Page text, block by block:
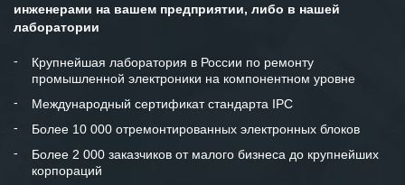
Мы высоко ценим сложившиеся
и доверительные партнерские
отношения и искренне желаем
«Инженерной компании «555» долгих
лет успеха и процветания.
инженерами на вашем предприятии, либо в нашей
лаборатории
Крупнейшая лаборатория в России по ремонту
промышленной электроники на компонентном уровне
Международный сертификат стандарта IPC
Более 10 000 отремонтированных электронных блоков
Более 2 000 заказчиков от малого бизнеса до крупнейших
корпораций